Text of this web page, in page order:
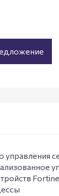
управления